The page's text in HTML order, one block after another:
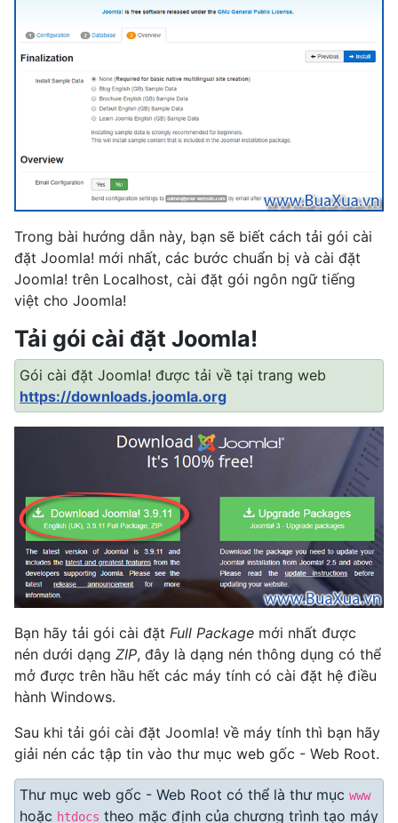
Trong bài hướng dẫn này, bạn sẽ biết cách tải gói cài
đặt Joomla! mới nhất, các bước chuẩn bị và cài đặt
Joomla! trên Localhost, cài đặt gói ngôn ngữ tiếng
việt cho Joomla!
Tải gói cài đặt Joomla!
Gói cài đặt Joomla! được tải về tại trang web
https://downloads.joomla.org
Bạn hãy tải gói cài đặt Full Package mới nhất được
nén dưới dạng ZIP, đây là dạng nén thông dụng có thể
mở được trên hầu hết các máy tính có cài đặt hệ điều
hành Windows.
Sau khi tải gói cài đặt Joomla! về máy tính thì bạn hãy
giải nén các tập tin vào thư mục web gốc - Web Root.
Thư mục web gốc - Web Root có thể là thư mục www
hoặc htdocs theo mặc định của chương trình tạo máy